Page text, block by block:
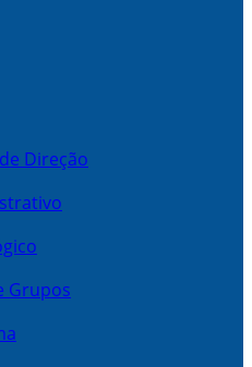
Direção
Grupos